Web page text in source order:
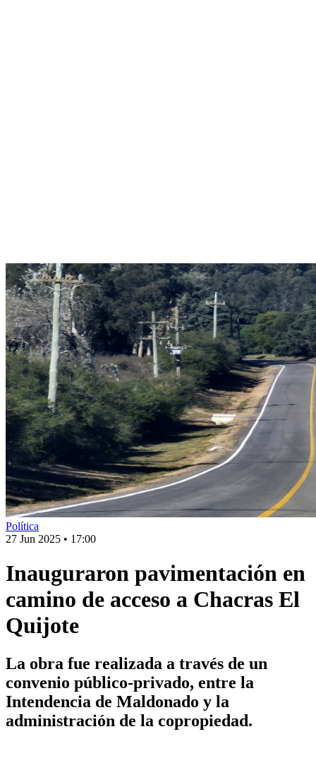
Política
27 Jun 2025 • 17:00
Inauguraron pavimentación en
camino de acceso a Chacras El
Quijote
La obra fue realizada a través de un
convenio público-privado, entre la
Intendencia de Maldonado y la
administración de la copropiedad.